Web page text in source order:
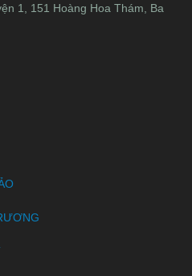
1, 151 Hoàng Hoa Thám, Ba